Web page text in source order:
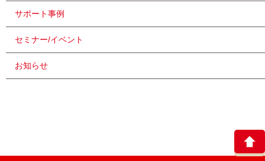
サポート事例
セミナー/イベント
お知らせ